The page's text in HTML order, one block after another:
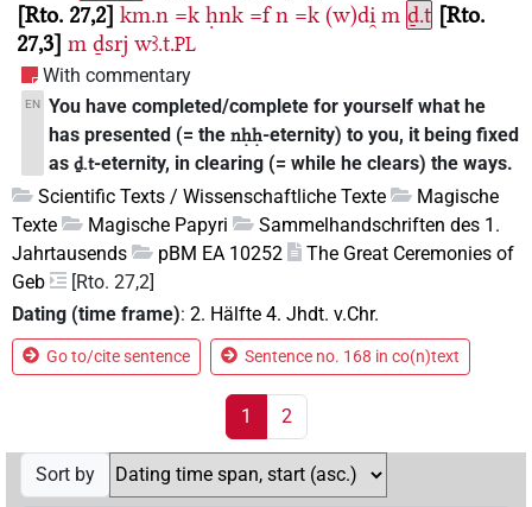
Rto. 27,2 km.n =k ḥnk =f n =k (w)di̯ m ḏ.t Rto.
27,3 m ḏsrj wꜣ.t.PL
With commentary
EN You have completed/complete for yourself what he
has presented (= thenḥḥ-eternity) to you, it being fixed
asḏ.t-eternity, in clearing (= while he clears) the ways.
Scientific Texts / Wissenschaftliche Texte
Magische
Texte
Magische Papyri
Sammelhandschriften des 1.
Jahrtausends
pBM EA 10252
The Great Ceremonies of
Geb
[Rto. 27,2]
Dating (time frame): 2. Hälfte 4. Jhdt. v.Chr.
Go to/cite sentence Sentence no. 168 in co(n)text
1 2
Sort by